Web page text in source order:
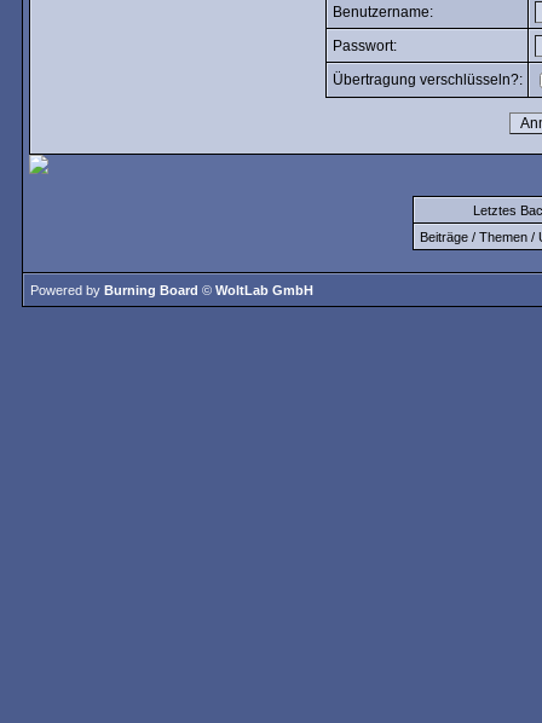
Benutzername:
Passwort:
Übertragung verschlüsseln?:
Letztes
Beiträge / Themen /
Powered by Burning Board © WoltLab GmbH